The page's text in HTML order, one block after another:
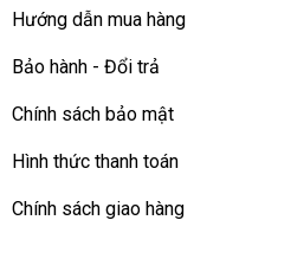
Hướng dẫn mua hàng
Bảo hành - Đổi trả
Chính sách bảo mật
Hình thức thanh toán
Chính sách giao hàng